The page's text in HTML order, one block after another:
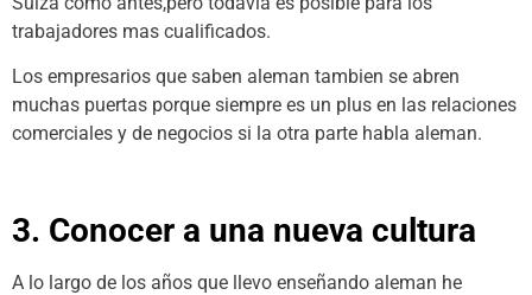
trabajadores mas cualificados.
Los empresarios que saben aleman tambien se abren
muchas puertas porque siempre es un plus en las relaciones
comerciales y de negocios si la otra parte habla aleman.
3. Conocer a una nueva cultura
A lo largo de los años que llevo enseñando aleman he